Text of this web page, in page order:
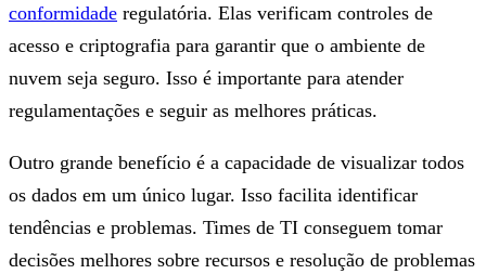
conformidade regulatória. Elas verificam controles de
acesso e criptografia para garantir que o ambiente de
nuvem seja seguro. Isso é importante para atender
regulamentações e seguir as melhores práticas.
Outro grande benefício é a capacidade de visualizar todos
os dados em um único lugar. Isso facilita identificar
tendências e problemas. Times de TI conseguem tomar
decisões melhores sobre recursos e resolução de problemas